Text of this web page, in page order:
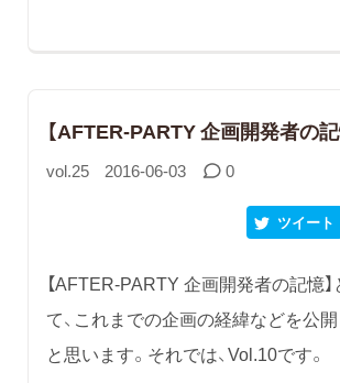
【AFTER-PARTY 企画開発者の
vol.25 2016-06-03 0
ツイート
【AFTER-PARTY 企画開発者の記憶
て、これまでの企画の経緯などを公
と思います。それでは、Vol.10です。